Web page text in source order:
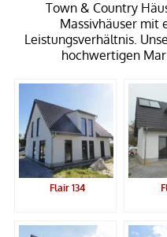
Town & Country
Massivhäuser mit
Leistungsverhältnis.
hochwertigen
Flair 134